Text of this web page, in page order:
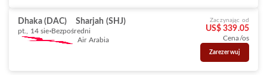
Dhaka (DAC) Sharjah (SHJ)
pt., 14 sie Bezpośredni
Air Arabia
Zaczynając od
US$ 339.05
Cena/os
Zarezerwuj